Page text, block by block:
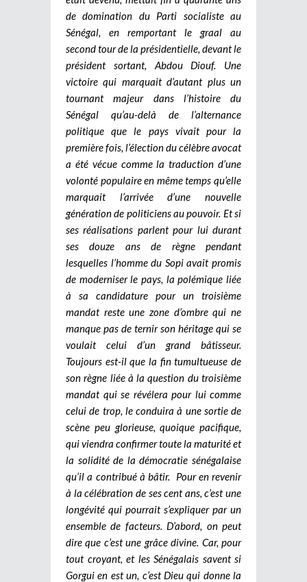
de domination du Parti socialiste au
Sénégal, en remportant le graal au
second tour de la présidentielle, devant le
président sortant, Abdou Diouf. Une
victoire qui marquait d’autant plus un
tournant majeur dans l’histoire du
Sénégal qu’au-delà de l’alternance
politique que le pays vivait pour la
première fois, l’élection du célèbre avocat
a été vécue comme la traduction d’une
volonté populaire en même temps qu’elle
marquait l’arrivée d’une nouvelle
génération de politiciens au pouvoir. Et si
ses réalisations parlent pour lui durant
ses douze ans de règne pendant
lesquelles l’homme du Sopi avait promis
de moderniser le pays, la polémique liée
à sa candidature pour un troisième
mandat reste une zone d’ombre qui ne
manque pas de ternir son héritage qui se
voulait celui d’un grand bâtisseur.
Toujours est-il que la fin tumultueuse de
son règne liée à la question du troisième
mandat qui se révélera pour lui comme
celui de trop, le conduira à une sortie de
scène peu glorieuse, quoique pacifique,
qui viendra confirmer toute la maturité et
la solidité de la démocratie sénégalaise
qu’il a contribué à bâtir. Pour en revenir
à la célébration de ses cent ans, c’est une
longévité qui pourrait s’expliquer par un
ensemble de facteurs. D’abord, on peut
dire que c’est une grâce divine. Car, pour
tout croyant, et les Sénégalais savent si
Gorgui en est un, c’est Dieu qui donne la